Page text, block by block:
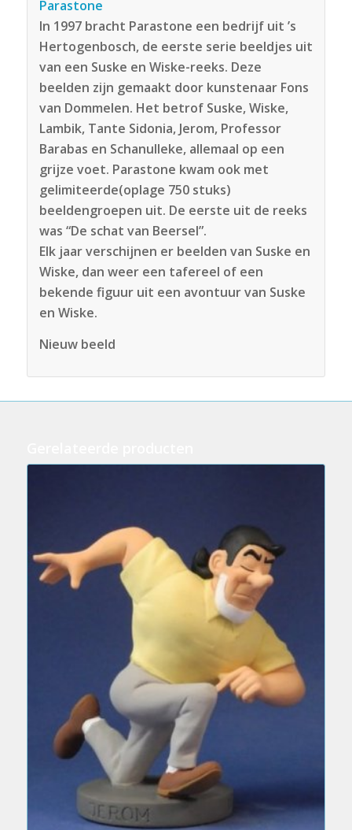
Parastone
In 1997 bracht Parastone een bedrijf uit ’s
Hertogenbosch, de eerste serie beeldjes uit
van een Suske en Wiske-reeks. Deze
beelden zijn gemaakt door kunstenaar Fons
van Dommelen. Het betrof Suske, Wiske,
Lambik, Tante Sidonia, Jerom, Professor
Barabas en Schanulleke, allemaal op een
grijze voet. Parastone kwam ook met
gelimiteerde(oplage 750 stuks)
beeldengroepen uit. De eerste uit de reeks
was “De schat van Beersel”.
Elk jaar verschijnen er beelden van Suske en
Wiske, dan weer een tafereel of een
bekende figuur uit een avontuur van Suske
en Wiske.
Nieuw beeld